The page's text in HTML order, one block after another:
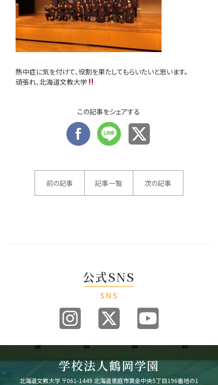
熱中症に気を付けて、役割を果たしてもらいたいと思います。
頑張れ、北海道文教大学
この記事をシェアする
前の記事 記事一覧 次の記事
公式SNS
SNS
学校法人鶴岡学園
北海道文教大学 〒061-1449 北海道恵庭市黄金中央5丁目196番地の1